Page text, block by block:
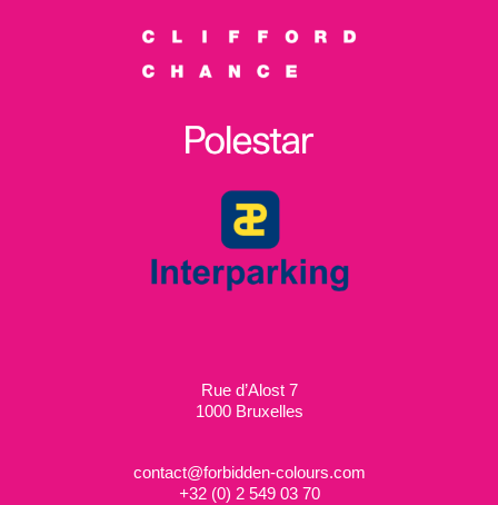
Rue d’Alost 7
1000 Bruxelles
contact@forbidden-colours.com
+32 (0) 2 549 03 70